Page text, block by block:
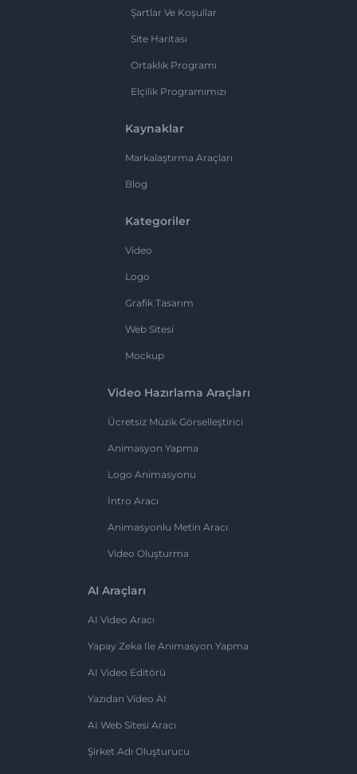
Şartlar Ve Koşullar
Site Haritası
Ortaklık Programı
Elçilik Programımızı
Kaynaklar
Markalaştırma Araçları
Blog
Kategoriler
Video
Logo
Grafik Tasarım
Web Sitesi
Mockup
Video Hazırlama Araçları
Ücretsiz Müzik Görselleştirici
Animasyon Yapma
Logo Animasyonu
İntro Aracı
Animasyonlu Metin Aracı
Video Oluşturma
AI Araçları
AI Video Aracı
Yapay Zeka Ile Animasyon Yapma
AI Video Editörü
Yazıdan Video AI
AI Web Sitesi Aracı
Şirket Adı Oluşturucu